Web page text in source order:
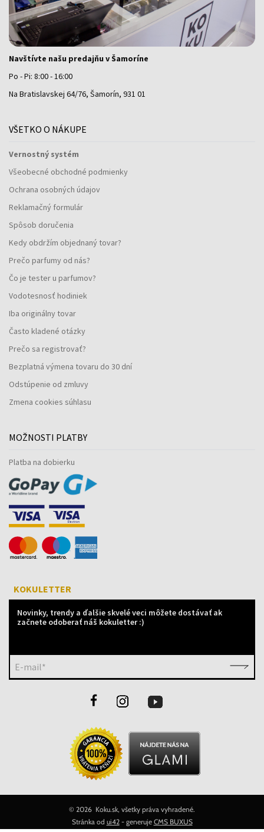
Navštívte našu predajňu v Šamoríne
Po - Pi: 8:00 - 16:00
Na Bratislavskej 64/76, Šamorín, 931 01
VŠETKO O NÁKUPE
Vernostný systém
Všeobecné obchodné podmienky
Ochrana osobných údajov
Reklamačný formulár
Spôsob doručenia
Kedy obdržím objednaný tovar?
Prečo parfumy od nás?
Čo je tester u parfumov?
Vodotesnosť hodiniek
Iba originálny tovar
Často kladené otázky
Prečo sa registrovať?
Bezplatná výmena tovaru do 30 dní
Odstúpenie od zmluvy
Zmena cookies súhlasu
MOŽNOSTI PLATBY
Platba na dobierku
KOKULETTER
Novinky, trendy a ďalšie skvelé veci môžete dostávať ak
začnete odoberať náš kokuletter :)
E-mail*
© 2026 Koku.sk, všetky práva vyhradené.
Stránka od ui42- generuje CMS BUXUS